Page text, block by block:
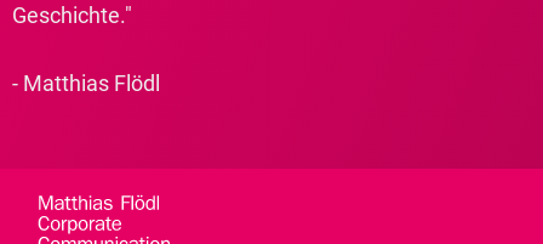
Geschichte."
- Matthias Flödl